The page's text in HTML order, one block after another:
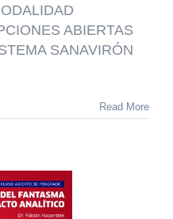
LOS
CUATRO
DISCURSOS
ABIERTAS
SANAVIRÓN
Read More